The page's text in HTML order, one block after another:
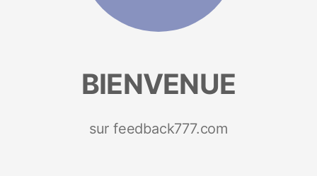
BIENVENUE
sur feedback777.com